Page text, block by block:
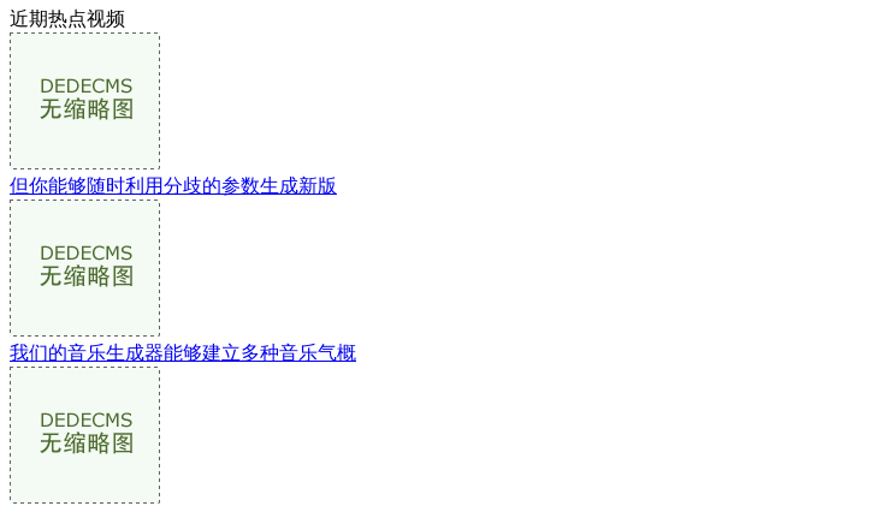
近期热点视频
但你能够随时利用分歧的参数生成新版
我们的音乐生成器能够建立多种音乐气概